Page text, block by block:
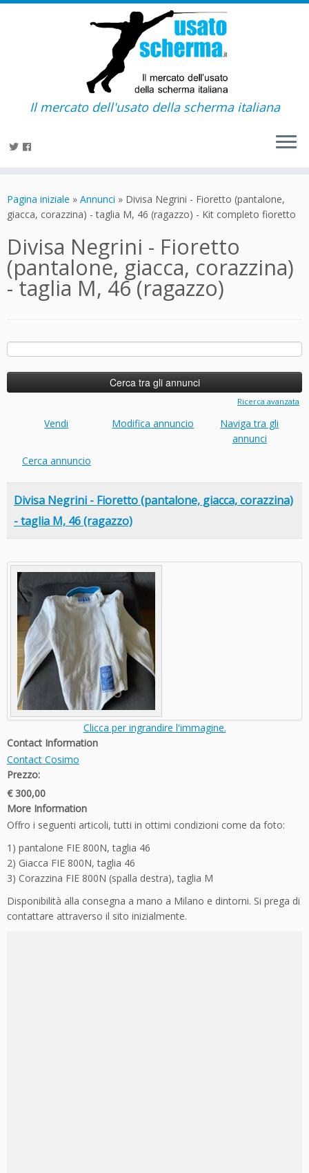
contenuto
Il mercato dell'usato della scherma italiana
Pagina iniziale » Annunci » Divisa Negrini - Fioretto (pantalone,
giacca, corazzina) - taglia M, 46 (ragazzo) - Kit completo fioretto
Divisa Negrini - Fioretto
(pantalone, giacca, corazzina)
- taglia M, 46 (ragazzo)
Ricerca
Ricerca avanzata
Vendi Modifica annuncio
Naviga tra gli
annunci
Cerca annuncio
Divisa Negrini - Fioretto (pantalone, giacca, corazzina)
- taglia M, 46 (ragazzo)
Clicca per ingrandire l'immagine.
Contact Information
Contact Cosimo
Prezzo:
€ 300,00
More Information
Offro i seguenti articoli, tutti in ottimi condizioni come da foto:
1) pantalone FIE 800N, taglia 46
2) Giacca FIE 800N, taglia 46
3) Corazzina FIE 800N (spalla destra), taglia M
Disponibilità alla consegna a mano a Milano e dintorni. Si prega di
contattare attraverso il sito inizialmente.